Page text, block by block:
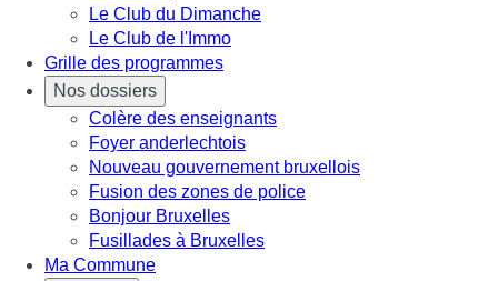
Le Club du Dimanche
Le Club de l'Immo
Grille des programmes
Nos dossiers
Colère des enseignants
Foyer anderlechtois
Nouveau gouvernement bruxellois
Fusion des zones de police
Bonjour Bruxelles
Fusillades à Bruxelles
Ma Commune